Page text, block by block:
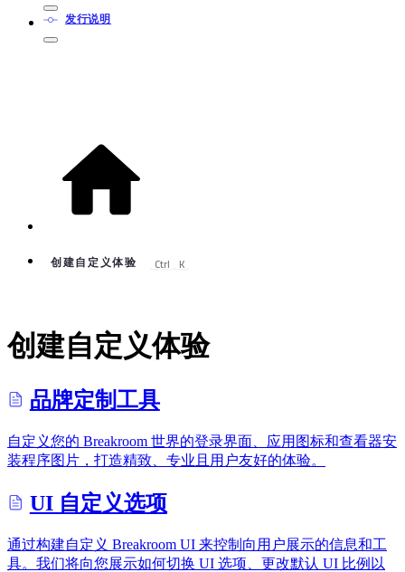
Ctrl K
发行说明
创建自定义体验
创建自定义体验
品牌定制工具
自定义您的 Breakroom 世界的登录界面、应用图标和查看器安
装程序图片，打造精致、专业且用户友好的体验。
UI 自定义选项
通过构建自定义 Breakroom UI 来控制向用户展示的信息和工
具。我们将向您展示如何切换 UI 选项、更改默认 UI 比例以